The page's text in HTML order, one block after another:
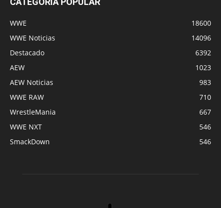
WWE
18600
WWE Noticias
14096
Destacado
6392
AEW
1023
AEW Noticias
983
WWE RAW
710
WrestleMania
667
WWE NXT
546
SmackDown
546